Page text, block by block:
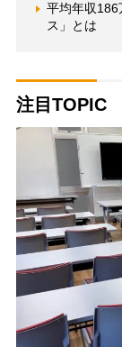
平均年収186
ス」とは
注目TOPIC